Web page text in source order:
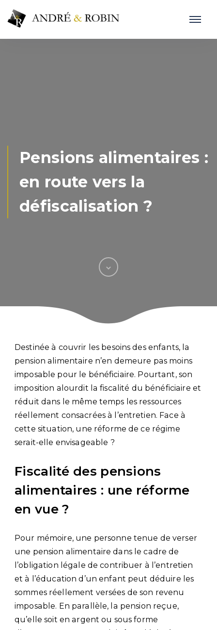
Pensions alimentaires :
en route vers la
défiscalisation ?
Destinée à couvrir les besoins des enfants, la
pension alimentaire n’en demeure pas moins
imposable pour le bénéficiaire. Pourtant, son
imposition alourdit la fiscalité du bénéficiaire et
réduit dans le même temps les ressources
réellement consacrées à l’entretien. Face à
cette situation, une réforme de ce régime
serait-elle envisageable ?
Fiscalité des pensions
alimentaires : une réforme
en vue ?
Pour mémoire, une personne tenue de verser
une pension alimentaire dans le cadre de
l’obligation légale de contribuer à l’entretien
et à l’éducation d’un enfant peut déduire les
sommes réellement versées de son revenu
imposable. En parallèle, la pension reçue,
qu’elle soit en argent ou sous forme